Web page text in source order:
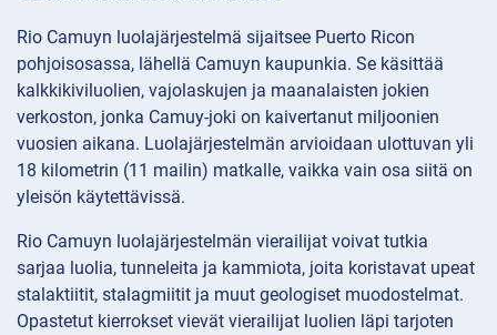
Rio Camuyn luolajärjestelmä sijaitsee Puerto Ricon
pohjoisosassa, lähellä Camuyn kaupunkia. Se käsittää
kalkkikiviluolien, vajolaskujen ja maanalaisten jokien
verkoston, jonka Camuy-joki on kaivertanut miljoonien
vuosien aikana. Luolajärjestelmän arvioidaan ulottuvan yli
18 kilometrin (11 mailin) matkalle, vaikka vain osa siitä on
yleisön käytettävissä.
Rio Camuyn luolajärjestelmän vierailijat voivat tutkia
sarjaa luolia, tunneleita ja kammiota, joita koristavat upeat
stalaktiitit, stalagmiitit ja muut geologiset muodostelmat.
Opastetut kierrokset vievät vierailijat luolien läpi tarjoten